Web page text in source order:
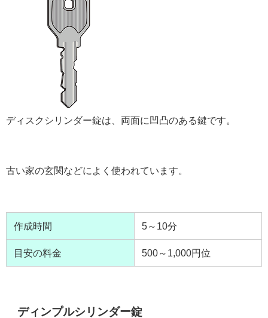
ディスクシリンダー錠は、両面に凹凸のある鍵です。
古い家の玄関などによく使われています。
作成時間 5～10分
目安の料金 500～1,000円位
ディンプルシリンダー錠